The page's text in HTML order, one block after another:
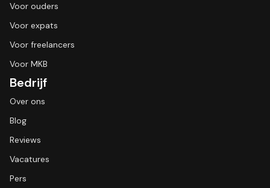
Voor ouders
Voor expats
Voor freelancers
Voor MKB
Bedrijf
Over ons
Blog
Reviews
Vacatures
Pers